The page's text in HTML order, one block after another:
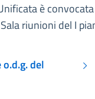
è
riunioni del I
del